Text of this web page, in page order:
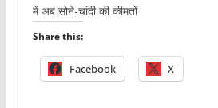
में अब सोने-चांदी की कीमतों
Share this:
Facebook X